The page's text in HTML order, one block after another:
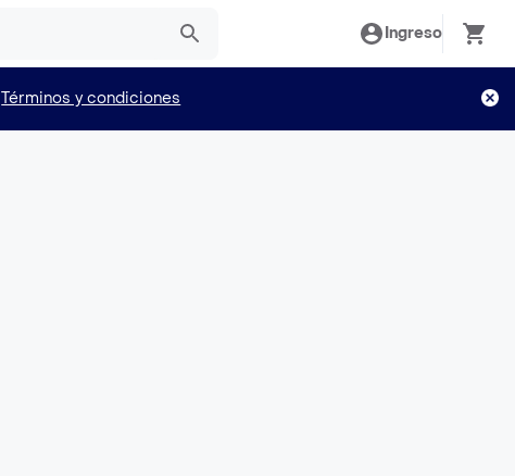
Ingreso
Términos y condiciones